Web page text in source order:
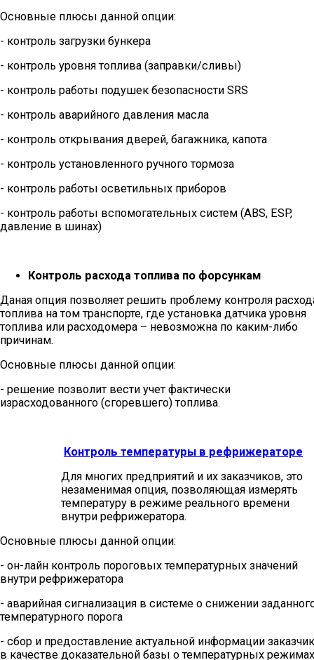
Основные плюсы данной опции:
- контроль загрузки бункера
- контроль уровня топлива (заправки/сливы)
- контроль работы подушек безопасности SRS
- контроль аварийного давления масла
- контроль открывания дверей, багажника, капота
- контроль установленного ручного тормоза
- контроль работы осветильных приборов
- контроль работы вспомогательных систем (ABS, ESP,
давление в шинах)
Контроль расхода топлива по форсункам
Даная опция позволяет решить проблему контроля
топлива на том транспорте, где установка датчика уровня
топлива или расходомера – невозможна по каким-либо
причинам.
Основные плюсы данной опции:
- решение позволит вести учет фактически
израсходованного (сгоревшего) топлива.
Контроль температуры в рефрижераторе
Для многих предприятий и их заказчиков, это
незаменимая опция, позволяющая измерять
температуру в режиме реального времени
внутри рефрижератора.
Основные плюсы данной опции:
- он-лайн контроль пороговых температурных значений
внутри рефрижератора
- аварийная сигнализация в системе о снижении
температурного порога
- сбор и предоставление актуальной информации
в качестве доказательной базы о температурных